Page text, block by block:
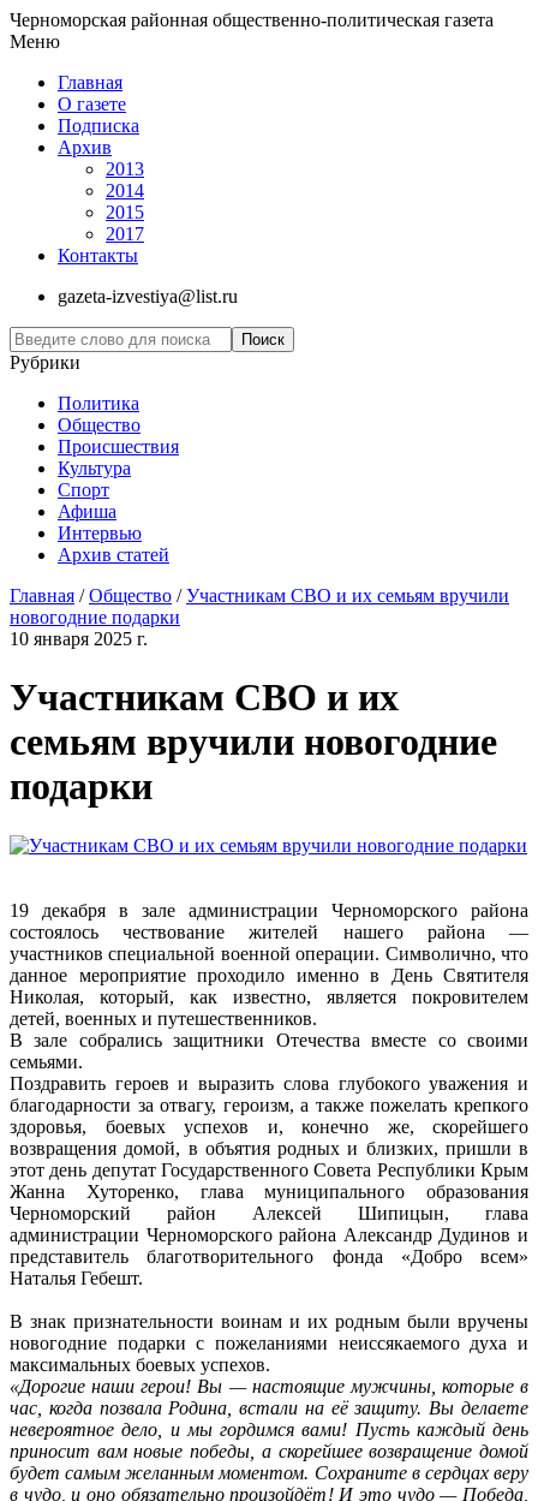
Черноморская районная общественно-политическая газета
Меню
Главная
О газете
Подписка
Архив
2013
2014
2015
2017
Контакты
gazeta-izvestiya@list.ru
Рубрики
Политика
Общество
Проиcшествия
Культура
Спорт
Афиша
Интервью
Архив статей
Главная /Общество /Участникам СВО и их семьям вручили
новогодние подарки
10 января 2025 г.
Участникам СВО и их
семьям вручили новогодние
подарки
19 декабря в зале администрации Черноморского района
состоялось чествование жителей нашего района —
участников специальной военной операции. Символично, что
данное мероприятие проходило именно в День Святителя
Николая, который, как известно, является покровителем
детей, военных и путешественников.
В зале собрались защитники Отечества вместе со своими
семьями.
Поздравить героев и выразить слова глубокого уважения и
благодарности за отвагу, героизм, а также пожелать крепкого
здоровья, боевых успехов и, конечно же, скорейшего
возвращения домой, в объятия родных и близких, пришли в
этот день депутат Государственного Совета Республики Крым
Жанна Хуторенко, глава муниципального образования
Черноморский район Алексей Шипицын, глава
администрации Черноморского района Александр Дудинов и
представитель благотворительного фонда «Добро всем»
Наталья Гебешт.
В знак признательности воинам и их родным были вручены
новогодние подарки с пожеланиями неиссякаемого духа и
максимальных боевых успехов.
«Дорогие наши герои! Вы — настоящие мужчины, которые в
час, когда позвала Родина, встали на её защиту. Вы делаете
невероятное дело, и мы гордимся вами! Пусть каждый день
приносит вам новые победы, а скорейшее возвращение домой
будет самым желанным моментом. Сохраните в сердцах веру
в чудо, и оно обязательно произойдёт! И это чудо — Победа,